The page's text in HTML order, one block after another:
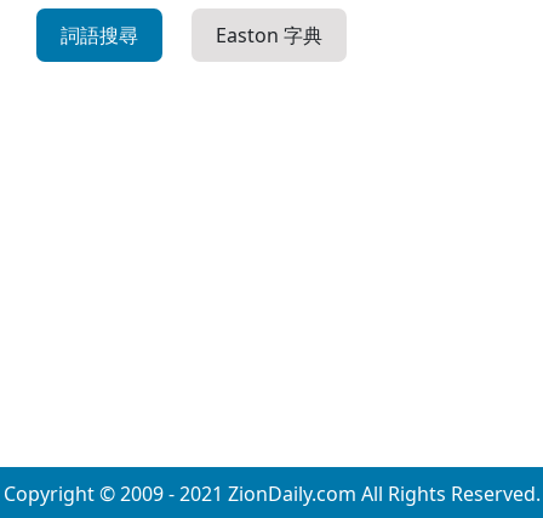
詞語搜尋 Easton 字典
Copyright © 2009 - 2021 ZionDaily.com All Rights Reserved.